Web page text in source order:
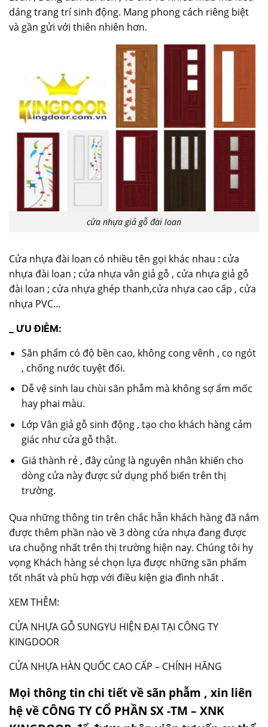
dáng trang trí sinh động. Mang phong cách riêng biệt
và gần gửi với thiên nhiên hơn.
cửa nhựa giả gỗ đài loan
Cửa nhựa đài loan có nhiều tên gọi khác nhau : cửa
nhựa đài loan ; cửa nhựa vân giả gỗ , cửa nhựa giả gỗ
đài loan ; cửa nhựa ghép thanh,cửa nhựa cao cấp , cửa
nhựa PVC…
_ ƯU ĐIỄM:
Sãn phẩm có độ bền cao, không cong vênh , co ngót
, chống nước tuyệt đối.
Dễ vệ sinh lau chùi sãn phẫm mà không sợ ẩm mốc
hay phai màu.
Lớp Vân giả gỗ sinh động , tạo cho khách hàng cảm
giác như cửa gỗ thật.
Giá thành rẻ , đây củng là nguyên nhân khiến cho
dòng cửa này được sử dụng phổ biến trên thị
trường.
Qua những thông tin trên chắc hẵn khách hàng đã nắm
được thêm phần nào về 3 dòng cửa nhựa đang được
ưa chuộng nhất trên thị trường hiện nay. Chúng tôi hy
vọng Khách hàng sẻ chọn lựa được những sãn phẩm
tốt nhất và phù hợp với điều kiện gia đình nhất .
XEM THÊM:
CỬA NHỰA GỖ SUNGYU HIỆN ĐẠI TẠI CÔNG TY
KINGDOOR
CỬA NHỰA HÀN QUỐC CAO CẤP – CHÍNH HÃNG
Mọi thông tin chi tiết về sãn phẫm , xin liên
hệ về CÔNG TY CỔ PHẦN SX -TM – XNK